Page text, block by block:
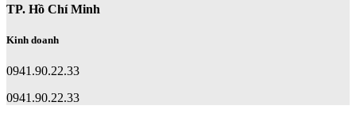
TP. Hồ Chí Minh
Kinh doanh
0941.90.22.33
0941.90.22.33